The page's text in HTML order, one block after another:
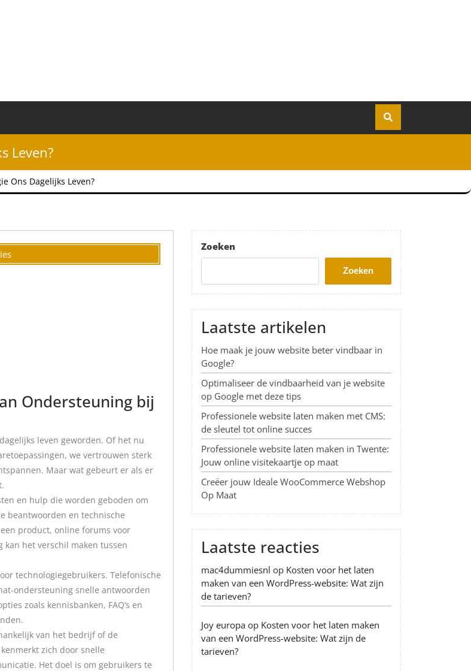
Leven?
Ons Dagelijks Leven?
Ondersteuning bij
leven geworden. Of het nu
we vertrouwen sterk
Maar wat gebeurt er als er
en hulp die worden geboden om
beantwoorden en technische
product, online forums voor
het verschil maken tussen
technologiegebruikers. Telefonische
ondersteuning snelle antwoorden
zoals kennisbanken, FAQ’s en
van het bedrijf of de
zich door snelle
Het doel is om gebruikers te
Zoeken
Zoeken
Laatste artikelen
Hoe maak je jouw website beter vindbaar in
Google?
Optimaliseer de vindbaarheid van je website
op Google met deze tips
Professionele website laten maken met CMS:
de sleutel tot online succes
Professionele website laten maken in Twente:
Jouw online visitekaartje op maat
Creëer jouw Ideale WooCommerce Webshop
Op Maat
Laatste reacties
mac4dummiesnl op Kosten voor het laten
maken van een WordPress-website: Wat zijn
de tarieven?
Joy europa op Kosten voor het laten maken
van een WordPress-website: Wat zijn de
tarieven?